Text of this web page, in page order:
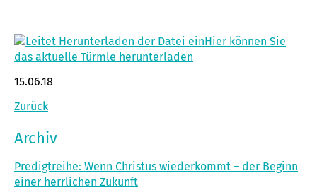
Hier können Sie
das aktuelle Türmle herunterladen
15.06.18
Zurück
Archiv
Predigtreihe: Wenn Christus wiederkommt – der Beginn
einer herrlichen Zukunft